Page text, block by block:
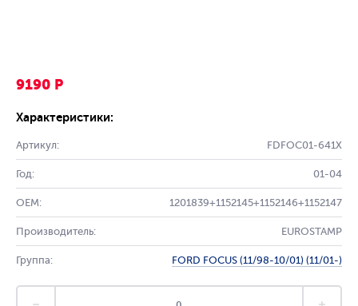
9190 Р
Характеристики:
Артикул: FDFOC01-641X
Год: 01-04
OEM: 1201839+1152145+1152146+1152147
Производитель: EUROSTAMP
Группа: FORD FOCUS (11/98-10/01) (11/01-)